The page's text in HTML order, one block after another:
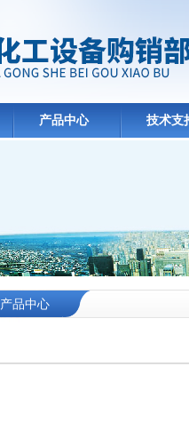
产品中心 技术支
产品中心